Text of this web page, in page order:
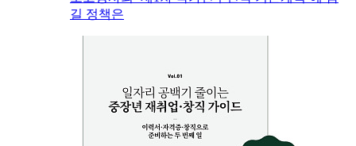
길 정책은